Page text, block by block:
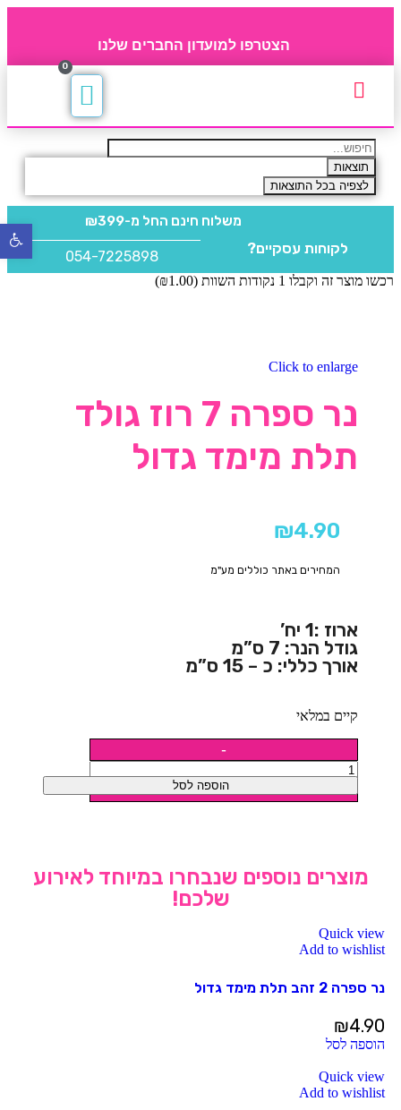
הצטרפו למועדון החברים שלנו
0
תוצאות
לצפיה בכל התוצאות
משלוח חינם החל מ-₪399
לקוחות עסקיים? 054-7225898
רכשו מוצר זה וקבלו 1 נקודות השוות ( ₪1.00
)
Click to enlarge
נר ספרה 7 רוז גולד
תלת מימד גדול
₪4.90
המחירים באתר כוללים מע"מ
ארוז :1 יח’
גודל הנר: 7 ס”מ
אורך כללי: כ – 15 ס”מ
קיים במלאי
הוספה לסל
מוצרים נוספים שנבחרו במיוחד לאירוע
שלכם!
Quick view
Add to wishlist
נר ספרה 2 זהב תלת מימד גדול
₪4.90
הוספה לסל
Quick view
Add to wishlist
פתח